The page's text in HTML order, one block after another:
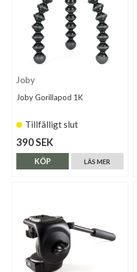
Joby
Joby Gorillapod 1K
Tillfälligt slut
390 SEK
LÄS MER
KÖP